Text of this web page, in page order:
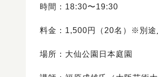
時間：18:30〜19:30
料金：1,500円（20名）※別途
場所：大仙公園日本庭園